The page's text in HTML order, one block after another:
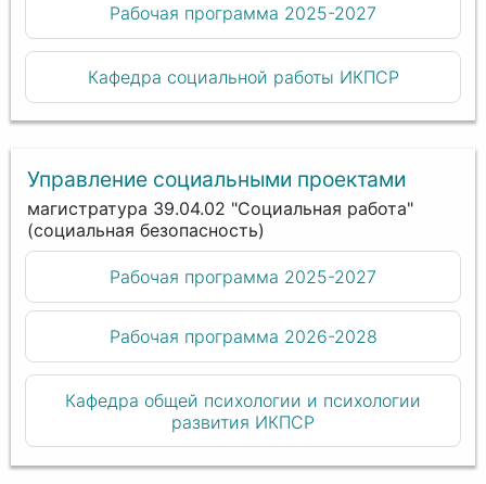
Рабочая программа 2025-2027
Кафедра социальной работы ИКПСР
Управление социальными проектами
магистратура 39.04.02 "Социальная работа"
(социальная безопасность)
Рабочая программа 2025-2027
Рабочая программа 2026-2028
Кафедра общей психологии и психологии
развития ИКПСР